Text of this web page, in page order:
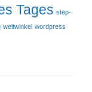
Tages step-
weitwinkel wordpress